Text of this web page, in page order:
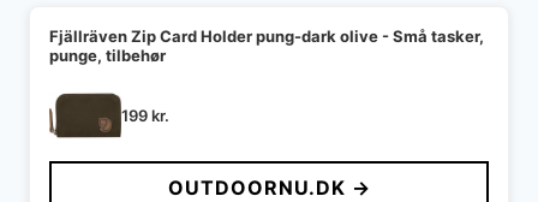
Fjällräven Zip Card Holder pung-dark olive - Små tasker,
punge, tilbehør
199kr.
OUTDOORNU.DK →